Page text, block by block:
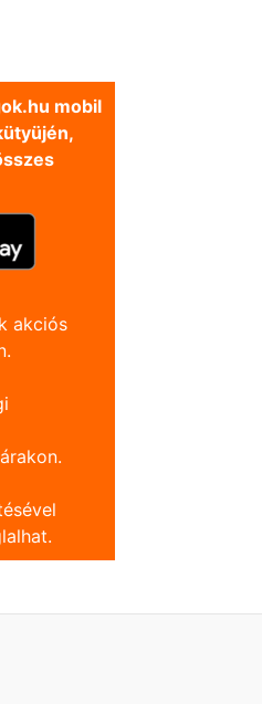
mobil
akciós